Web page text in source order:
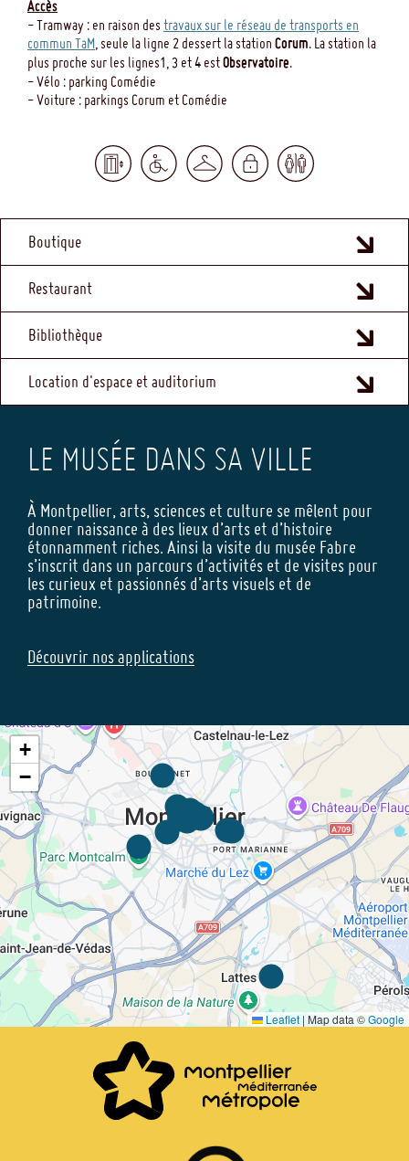
Accès
- Tramway : en raison des travaux sur le réseau de transports en
commun TaM, seule la ligne 2 dessert la station Corum. La station la
plus proche sur les lignes1, 3 et 4 estObservatoire.
- Vélo : parking Comédie
- Voiture : parkings Corum et Comédie
MENU
FOOTER
Boutique
Restaurant
Bibliothèque
Location d'espace et auditorium
LE MUSÉE DANS SA VILLE
À Montpellier, arts, sciences et culture se mêlent pour
donner naissance à des lieux d’arts et d’histoire
étonnamment riches. Ainsi la visite du musée Fabre
s’inscrit dans un parcours d’activités et de visites pour
les curieux et passionnés d’arts visuels et de
patrimoine.
Découvrir nos applications
+
−
Leaflet | Map data ©Google